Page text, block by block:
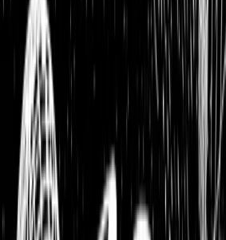
Eckert & Ziegler Aktienanalyse:
moderne Krebsbehandlung mit